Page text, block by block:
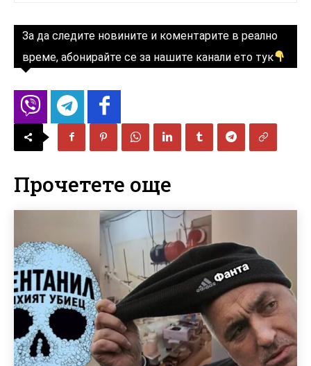
За да следите новините и коментарите в реално
време, абонирайте се за нашите канали ето тук
Прочетете още